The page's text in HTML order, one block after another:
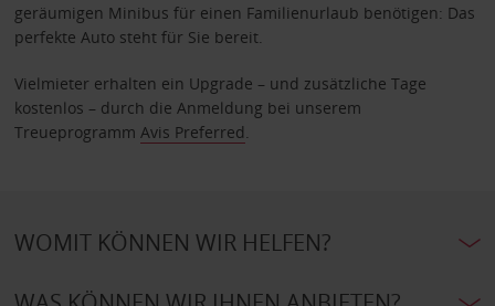
geräumigen Minibus für einen Familienurlaub benötigen: Das
perfekte Auto steht für Sie bereit.
Vielmieter erhalten ein Upgrade – und zusätzliche Tage
kostenlos – durch die Anmeldung bei unserem
Treueprogramm Avis Preferred
WOMIT KÖNNEN WIR HELFEN?